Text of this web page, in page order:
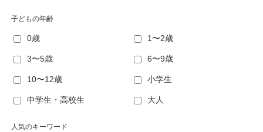
子どもの年齢
0歳 1〜2歳
3〜5歳 6〜9歳
10〜12歳 小学生
中学生・高校生 大人
人気のキーワード